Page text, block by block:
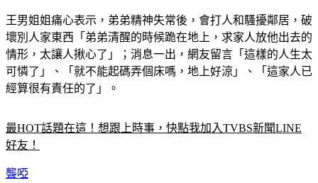
王男姐姐痛心表示，弟弟精神失常後，會打人和騷擾鄰居，破
壞別人家東西「弟弟清醒的時候跪在地上，求家人放他出去的
情形，太讓人揪心了」；消息一出，網友留言「這樣的人生太
可憐了」、「就不能起碼弄個床嗎，地上好涼」、「這家人已
經算很有責任的了」。
最HOT話題在這！想跟上時事，快點我加入TVBS新聞LINE
好友！
聾啞